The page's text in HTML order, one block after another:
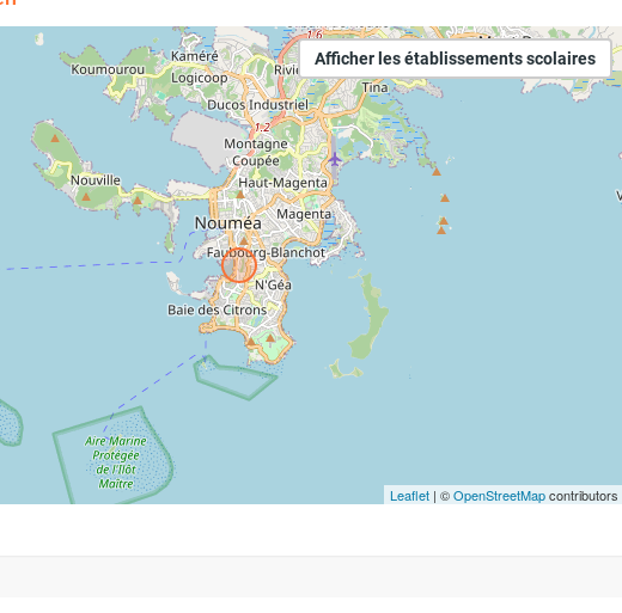
Afficher les établissements scolaires
Leaflet| ©OpenStreetMapcontributors